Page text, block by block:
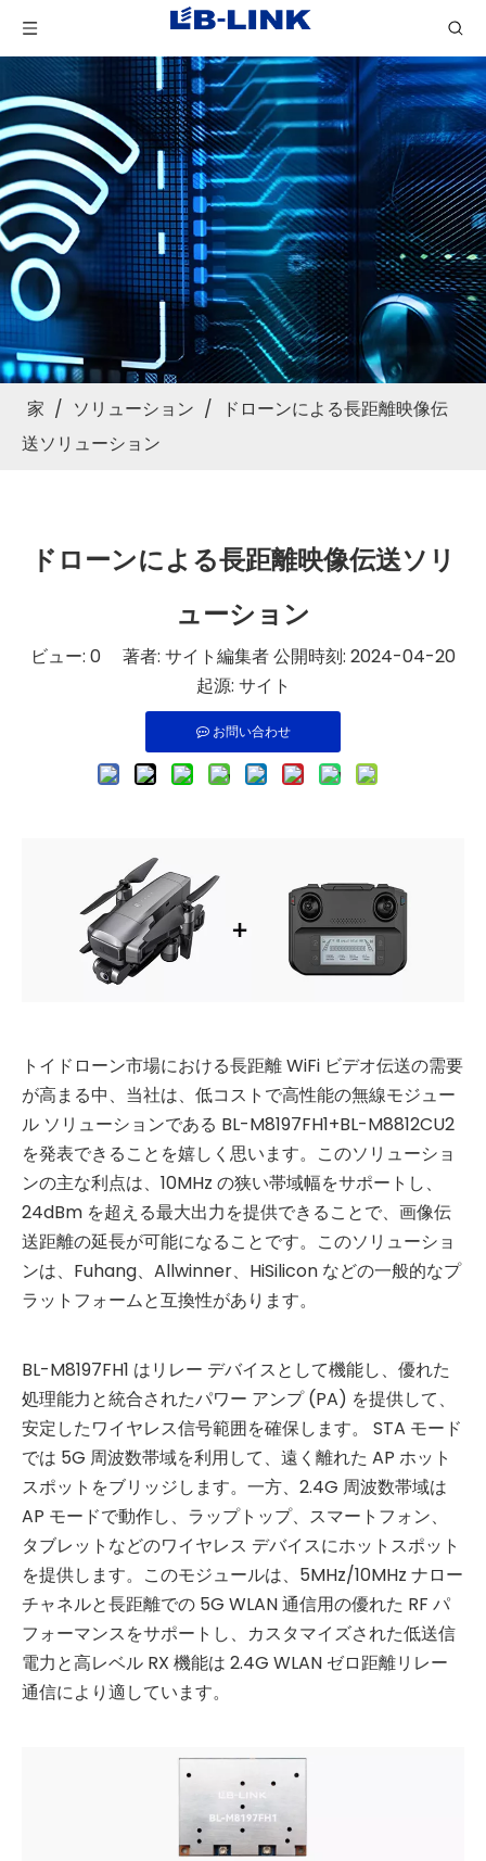
家 / ソリューション /
ドローンによる長距離映像伝
送ソリューション
ドローンによる長距離映像伝送ソリ
ューション
ビュー: 0 著者: サイト編集者 公開時刻: 2024-04-20
起源: サイト
お問い合わせ
トイドローン市場における長距離 WiFi ビデオ伝送の需要
が高まる中、当社は、低コストで高性能の無線モジュー
ル ソリューションである BL-M8197FH1+BL-M8812CU2
を発表できることを嬉しく思います。このソリューショ
ンの主な利点は、10MHz の狭い帯域幅をサポートし、
24dBm を超える最大出力を提供できることで、画像伝
送距離の延長が可能になることです。このソリューショ
ンは、Fuhang、Allwinner、HiSilicon などの一般的なプ
ラットフォームと互換性があります。
BL-M8197FH1 はリレー デバイスとして機能し、優れた
処理能力と統合されたパワー アンプ (PA) を提供して、
安定したワイヤレス信号範囲を確保します。 STA モード
では 5G 周波数帯域を利用して、遠く離れた AP ホット
スポットをブリッジします。一方、2.4G 周波数帯域は
AP モードで動作し、ラップトップ、スマートフォン、
タブレットなどのワイヤレス デバイスにホットスポット
を提供します。このモジュールは、5MHz/10MHz ナロー
チャネルと長距離での 5G WLAN 通信用の優れた RF パ
フォーマンスをサポートし、カスタマイズされた低送信
電力と高レベル RX 機能は 2.4G WLAN ゼロ距離リレー
通信により適しています。